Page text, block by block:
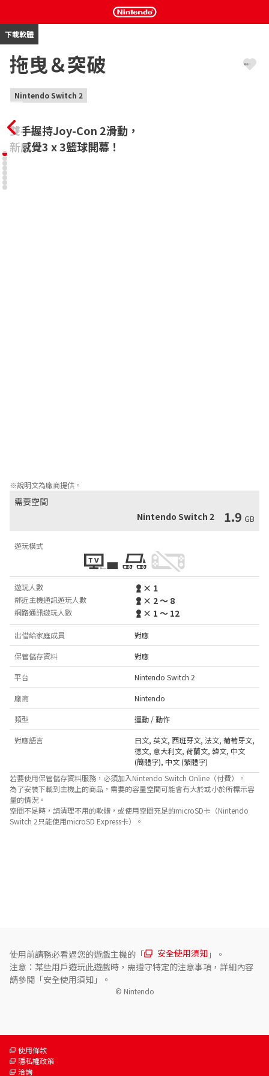
下載軟體
拖曳＆突破
Nintendo Switch 2
雙手握持Joy-Con 2滑動，
新感覺3 x 3籃球開幕！
※說明文為廠商提供。
需要空間
Nintendo Switch 2
1.9 GB
遊玩模式
遊玩人數 × 1
鄰近主機通訊遊玩人數 × 2 ～ 8
網路通訊遊玩人數 × 1 ～ 12
出借給家庭成員 對應
保管儲存資料 對應
平台 Nintendo Switch 2
廠商 Nintendo
類型 運動 / 動作
對應語言 日文, 英文, 西班牙文, 法文, 葡萄牙文,
德文, 意大利文, 荷蘭文, 韓文, 中文
(簡體字), 中文 (繁體字)
若要使用保管儲存資料服務，必須加入Nintendo Switch Online（付費）。
為了安裝下載到主機上的商品，需要的容量空間可能會有大於或小於所標示容
量的情況。
空間不足時，請清理不用的軟體，或使用空間充足的microSD卡（Nintendo
Switch 2只能使用microSD Express卡）。
使用前請務必看過您的遊戲主機的「 安全使用須知 」。
注意：某些用戶遊玩此遊戲時，需遵守特定的注意事項，詳細內容
請參閱「安全使用須知」。
© Nintendo
使用條款
隱私權政策
洽詢